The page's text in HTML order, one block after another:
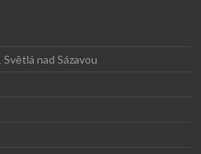
nad Sázavou